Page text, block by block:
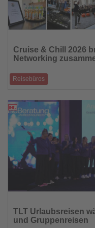
die
Nachrichten
Cruise & Chill 2026
Networking
Reisebüros
Reisebüros
Nachrichten
TLT Urlaubsreisen
und Gruppenreisen